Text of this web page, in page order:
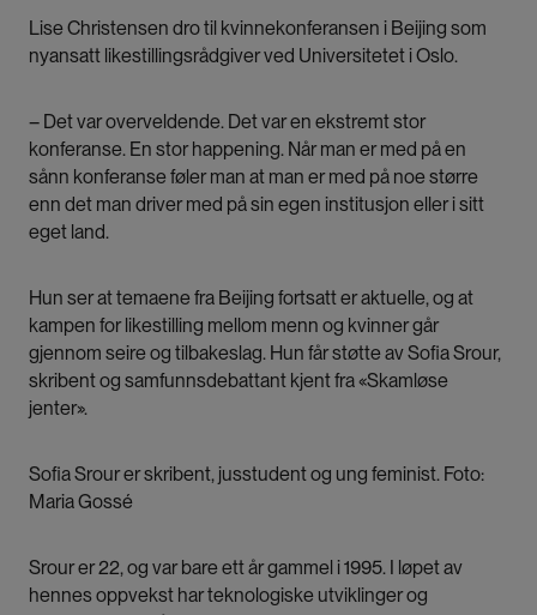
Lise Christensen dro til kvinnekonferansen i Beijing som
nyansatt likestillingsrådgiver ved Universitetet i Oslo.
– Det var overveldende. Det var en ekstremt stor
konferanse. En stor happening. Når man er med på en
sånn konferanse føler man at man er med på noe større
enn det man driver med på sin egen institusjon eller i sitt
eget land.
Hun ser at temaene fra Beijing fortsatt er aktuelle, og at
kampen for likestilling mellom menn og kvinner går
gjennom seire og tilbakeslag. Hun får støtte av Sofia Srour,
skribent og samfunnsdebattant kjent fra «Skamløse
jenter».
Sofia Srour er skribent, jusstudent og ung feminist. Foto:
Maria Gossé
Srour er 22, og var bare ett år gammel i 1995. I løpet av
hennes oppvekst har teknologiske utviklinger og